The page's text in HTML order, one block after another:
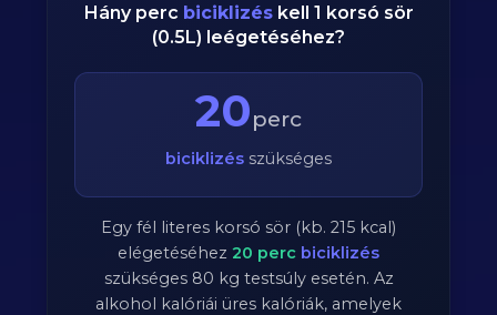
Hány perc biciklizéskell 1 korsó sör
(0.5L) leégetéséhez?
20perc
biciklizés szükséges
Egy fél literes korsó sör (kb. 215 kcal)
elégetéséhez 20 perc biciklizés
szükséges 80 kg testsúly esetén. Az
alkohol kalóriái üres kalóriák, amelyek